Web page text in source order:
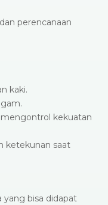
perencanaan
kaki.
kekuatan
ketekunan saat
yang bisa didapat